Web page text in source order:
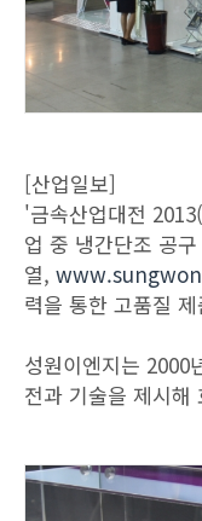
[산업일보]
'금속산업대전
업 중 냉간단조 공
열,
력을 통한 고품질
성원이엔지는 2000
전과 기술을 제시해